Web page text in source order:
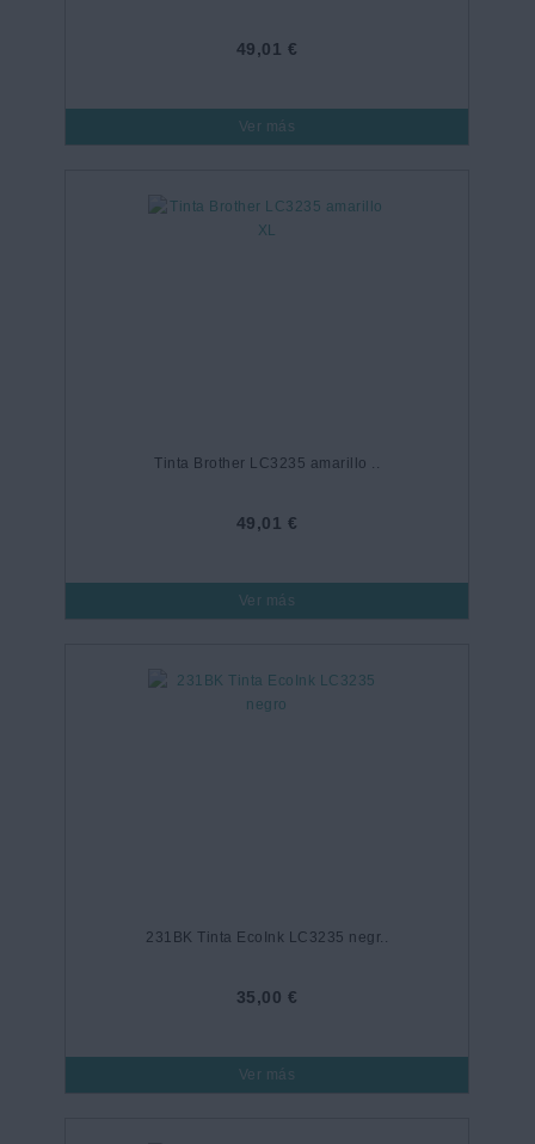
49,01 €
Ver más
Tinta Brother LC3235 amarillo ..
49,01 €
Ver más
231BK Tinta EcoInk LC3235 negr..
35,00 €
Ver más